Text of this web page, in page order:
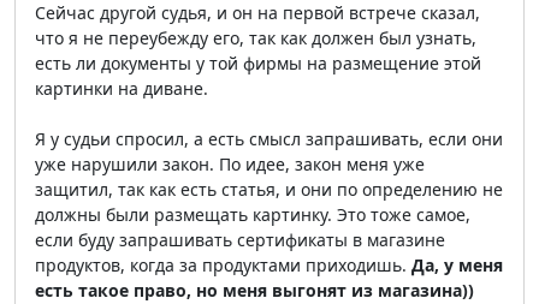
Сейчас другой судья, и он на первой встрече сказал,
что я не переубежду его, так как должен был узнать,
есть ли документы у той фирмы на размещение этой
картинки на диване.
Я у судьи спросил, а есть смысл запрашивать, если они
уже нарушили закон. По идее, закон меня уже
защитил, так как есть статья, и они по определению не
должны были размещать картинку. Это тоже самое,
если буду запрашивать сертификаты в магазине
продуктов, когда за продуктами приходишь. Да, у меня
есть такое право, но меня выгонят из магазина))